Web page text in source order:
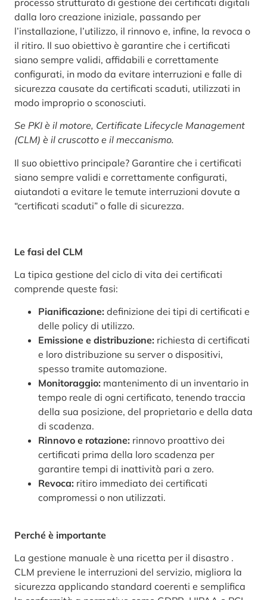
processo strutturato di gestione dei certificati digitali
dalla loro creazione iniziale, passando per
l’installazione, l’utilizzo, il rinnovo e, infine, la revoca o
il ritiro. Il suo obiettivo è garantire che i certificati
siano sempre validi, affidabili e correttamente
configurati, in modo da evitare interruzioni e falle di
sicurezza causate da certificati scaduti, utilizzati in
modo improprio o sconosciuti.
Se PKI è il motore, Certificate Lifecycle Management
(CLM) è il cruscotto e il meccanismo.
Il suo obiettivo principale? Garantire che i certificati
siano sempre validi e correttamente configurati,
aiutandoti a evitare le temute interruzioni dovute a
“certificati scaduti” o falle di sicurezza.
Le fasi del CLM
La tipica gestione del ciclo di vita dei certificati
comprende queste fasi:
Pianificazione: definizione dei tipi di certificati e
delle policy di utilizzo.
Emissione e distribuzione: richiesta di certificati
e loro distribuzione su server o dispositivi,
spesso tramite automazione.
Monitoraggio: mantenimento di un inventario in
tempo reale di ogni certificato, tenendo traccia
della sua posizione, del proprietario e della data
di scadenza.
Rinnovo e rotazione: rinnovo proattivo dei
certificati prima della loro scadenza per
garantire tempi di inattività pari a zero.
Revoca: ritiro immediato dei certificati
compromessi o non utilizzati.
Perché è importante
La gestione manuale è una ricetta per il disastro .
CLM previene le interruzioni del servizio, migliora la
sicurezza applicando standard coerenti e semplifica